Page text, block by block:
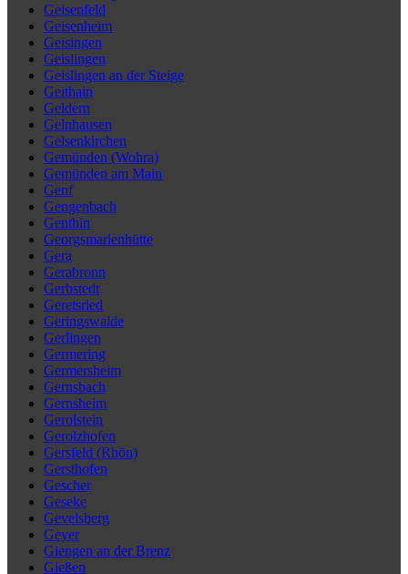
Geisenfeld
Geisenheim
Geisingen
Geislingen
Geislingen an der Steige
Geithain
Geldern
Gelnhausen
Gelsenkirchen
Gemünden (Wohra)
Gemünden am Main
Genf
Gengenbach
Genthin
Georgsmarienhütte
Gera
Gerabronn
Gerbstedt
Geretsried
Geringswalde
Gerlingen
Germering
Germersheim
Gernsbach
Gernsheim
Gerolstein
Gerolzhofen
Gersfeld (Rhön)
Gersthofen
Gescher
Geseke
Gevelsberg
Geyer
Giengen an der Brenz
Gießen